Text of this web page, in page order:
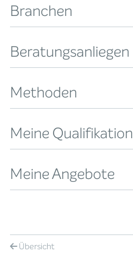
Branchen
Beratungsanliegen
Methoden
Meine Qualifikation
Meine Angebote
Übersicht